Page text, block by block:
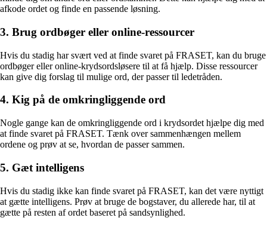
afkode ordet og finde en passende løsning.
3. Brug ordbøger eller online-ressourcer
Hvis du stadig har svært ved at finde svaret på FRASET, kan du bruge
ordbøger eller online-krydsordsløsere til at få hjælp. Disse ressourcer
kan give dig forslag til mulige ord, der passer til ledetråden.
4. Kig på de omkringliggende ord
Nogle gange kan de omkringliggende ord i krydsordet hjælpe dig med
at finde svaret på FRASET. Tænk over sammenhængen mellem
ordene og prøv at se, hvordan de passer sammen.
5. Gæt intelligens
Hvis du stadig ikke kan finde svaret på FRASET, kan det være nyttigt
at gætte intelligens. Prøv at bruge de bogstaver, du allerede har, til at
gætte på resten af ordet baseret på sandsynlighed.